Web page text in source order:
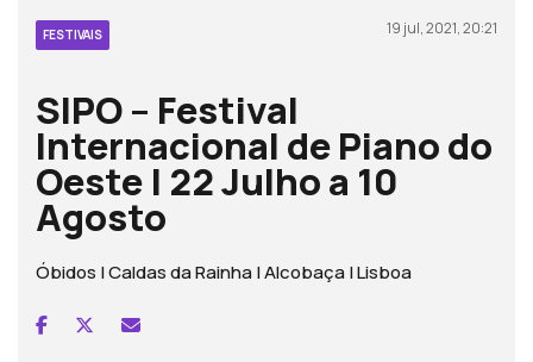
FESTIVAIS 19 jul, 2021, 20:21
SIPO – Festival
Internacional de Piano do
Oeste | 22 Julho a 10
Agosto
Óbidos | Caldas da Rainha | Alcobaça | Lisboa